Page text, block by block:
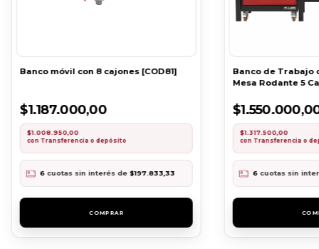
Banco móvil con 8 cajones [COD81]
$1.187.000,00
$1.008.950,00
con Transferencia o depósito
6 cuotas sin interés de $197.833,33
Banco de Trabajo
Mesa Rodante 5
$1.317.500,00
con Transferencia o
6 cuotas sin